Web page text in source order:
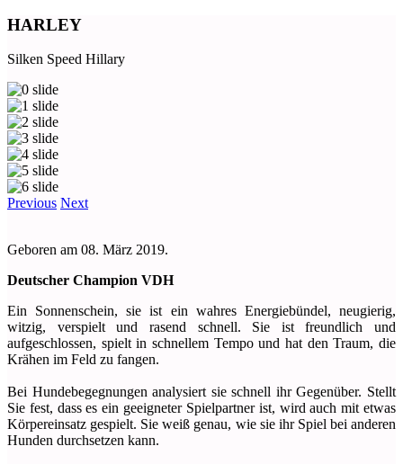
HARLEY
Silken Speed Hillary
Previous Next
Geboren am 08. März 2019.
Deutscher Champion VDH
Ein Sonnenschein, sie ist ein wahres Energiebündel, neugierig,
witzig, verspielt und rasend schnell. Sie ist freundlich und
aufgeschlossen, spielt in schnellem Tempo und hat den Traum, die
Krähen im Feld zu fangen.
Bei Hundebegegnungen analysiert sie schnell ihr Gegenüber. Stellt
Sie fest, dass es ein geeigneter Spielpartner ist, wird auch mit etwas
Körpereinsatz gespielt. Sie weiß genau, wie sie ihr Spiel bei anderen
Hunden durchsetzen kann.